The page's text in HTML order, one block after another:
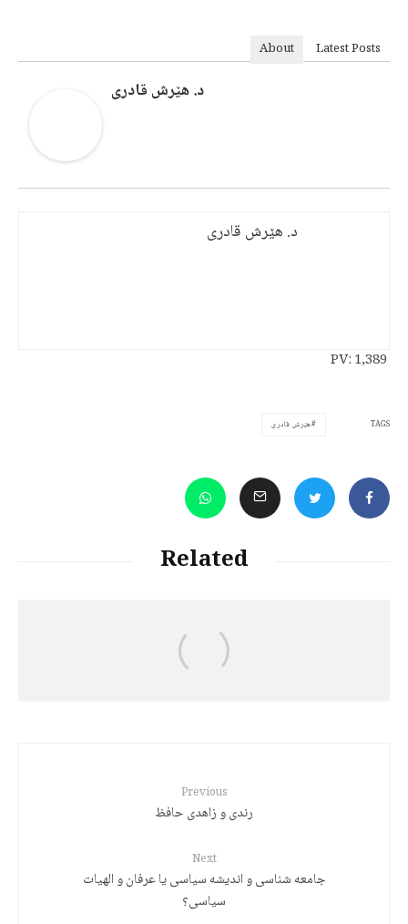
About Latest Posts
د. هێرش قادری
د. هێرش قادری
PV:1,389
TAGS هێرش قادری
Related
نقد گفتمان فلسفی مدرنیته: نیچه و گذار به
Previous
رندی و زاهدی حافظ
Next
جامعه شناسی و اندیشه سیاسی یا عرفان و الهیات
سیاسی؟